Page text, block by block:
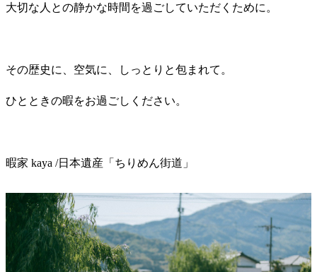
大切な人との静かな時間を過ごしていただくために。
その歴史に、空気に、しっとりと包まれて。
ひとときの暇をお過ごしください。
暇家 kaya /日本遺産「ちりめん街道」